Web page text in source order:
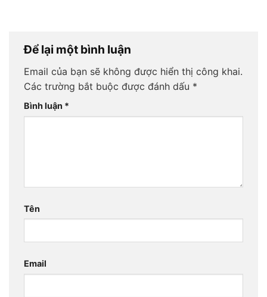
Để lại một bình luận
Email của bạn sẽ không được hiển thị công khai.
Các trường bắt buộc được đánh dấu *
Bình luận *
Tên
Email